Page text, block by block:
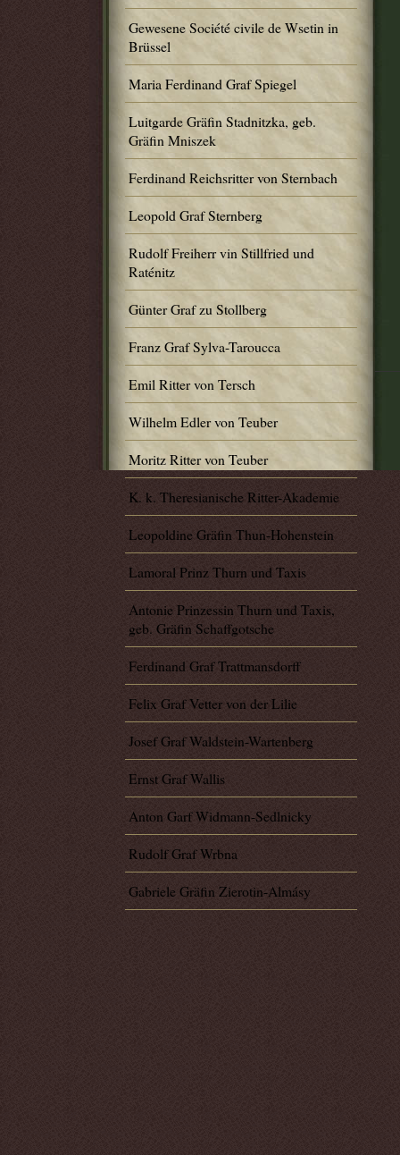
Gewesene Société civile de Wsetin in
Brüssel
Maria Ferdinand Graf Spiegel
Luitgarde Gräfin Stadnitzka, geb.
Gräfin Mniszek
Ferdinand Reichsritter von Sternbach
Leopold Graf Sternberg
Rudolf Freiherr vin Stillfried und
Raténitz
Günter Graf zu Stollberg
Franz Graf Sylva-Taroucca
Emil Ritter von Tersch
Wilhelm Edler von Teuber
Moritz Ritter von Teuber
K. k. Theresianische Ritter-Akademie
Leopoldine Gräfin Thun-Hohenstein
Lamoral Prinz Thurn und Taxis
Antonie Prinzessin Thurn und Taxis,
geb. Gräfin Schaffgotsche
Ferdinand Graf Trattmansdorff
Felix Graf Vetter von der Lilie
Josef Graf Waldstein-Wartenberg
Ernst Graf Wallis
Anton Garf Widmann-Sedlnicky
Rudolf Graf Wrbna
Gabriele Gräfin Zierotin-Almásy